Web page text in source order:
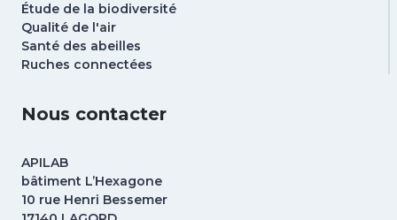
Étude de la biodiversité
Qualité de l'air
Santé des abeilles
Ruches connectées
Nous contacter
APILAB
bâtiment L’Hexagone
10 rue Henri Bessemer